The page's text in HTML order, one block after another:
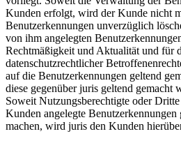
Kunden erfolgt, wird der Kunde nicht
Benutzerkennungen unverzüglich
von ihm angelegten
Rechtmäßigkeit und Aktualität und für
datenschutzrechtlicher
auf die Benutzerkennungen geltend
diese gegenüber juris geltend gemacht
Soweit Nutzungsberechtigte oder
Kunden angelegte Benutzerkennungen
machen, wird juris den Kunden